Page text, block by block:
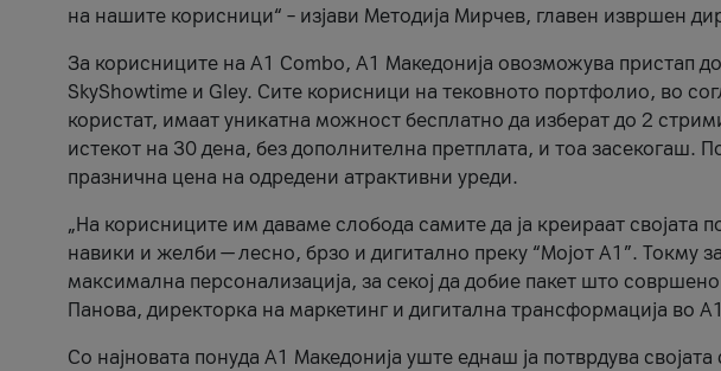
на нашите корисници“ – изјави Методија Мирчев, главен извршен
За корисниците на A1 Combo, А1 Македонија овозможува пристап
SkyShowtime и Gley. Сите корисници на тековното портфолио, во
користат, имаат уникатна можност бесплатно да изберат до 2
истекот на 30 дена, без дополнителна претплата, и тоа засекогаш.
празнична цена на одредени атрактивни уреди.
„На корисниците им даваме слобода самите да ја креираат својата
навики и желби — лесно, брзо и дигитално преку “Мојот А1”. Токму
максимална персонализација, за секој да добие пакет што
Панова, директорка на маркетинг и дигитална трансформација во
Со најновата понуда А1 Македонија уште еднаш ја потврдува